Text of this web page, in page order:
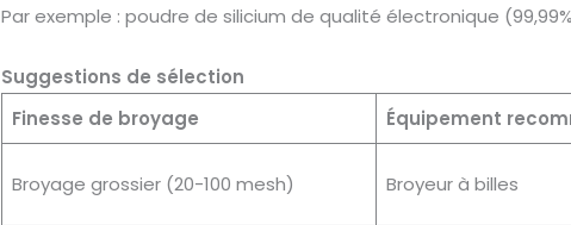
Par exemple : poudre de silicium de qualité électronique
Suggestions de sélection
Finesse de broyage
Équipement
Broyage grossier (20-100 mesh) Broyeur à billes